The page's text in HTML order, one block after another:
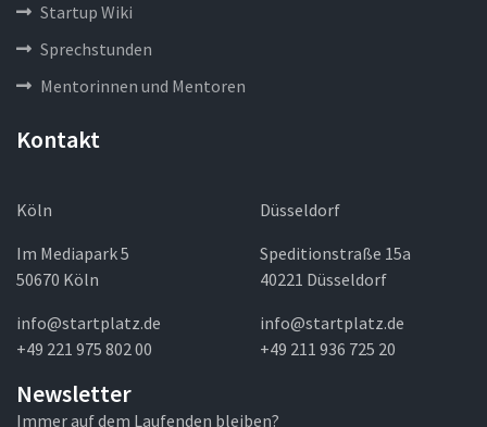
Startup Wiki
Sprechstunden
Mentorinnen und Mentoren
Kontakt
Köln
Im Mediapark 5
50670 Köln
info@startplatz.de
+49 221 975 802 00
Düsseldorf
Speditionstraße 15a
40221 Düsseldorf
info@startplatz.de
+49 211 936 725 20
Newsletter
Immer auf dem Laufenden bleiben?